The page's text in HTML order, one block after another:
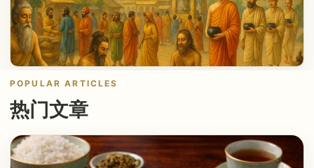
POPULAR ARTICLES
热门文章